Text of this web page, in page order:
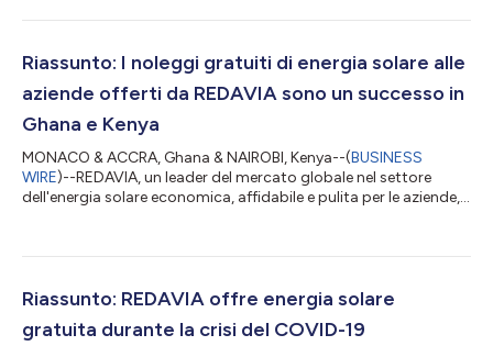
delle sue attività, Menengai Farmers Ltd ha coltivato tè con
anni '80, i cambiamenti meteorologici a Tigoni hanno reso
Riassunto: I noleggi gratuiti di energia solare alle
aziende offerti da REDAVIA sono un successo in
Ghana e Kenya
MONACO & ACCRA, Ghana & NAIROBI, Kenya--(BUSINESS
WIRE)--REDAVIA, un leader del mercato globale nel settore
dell'energia solare economica, affidabile e pulita per le aziende,
mesi di energia solare gratuita per superare la crisi da COVID.
Kenyatta International Airport (JKIA) di Nairobi, in Kenya. La sua
Riassunto: REDAVIA offre energia solare
gratuita durante la crisi del COVID-19